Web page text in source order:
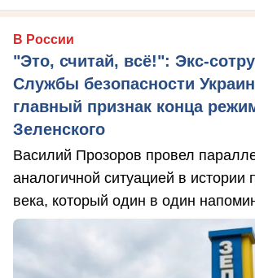
В России
"Это, считай, всё!": Экс-
Службы безопасности
главный признак конца
Зеленского
Василий Прозоров провел
аналогичной ситуацией в истории
века, который один в один